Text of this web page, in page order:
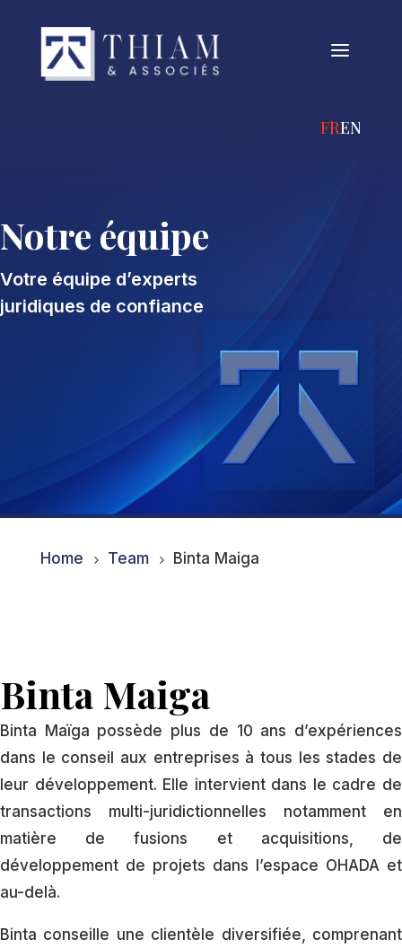
a
FRANÇAIS
Notre équipe
Votre équipe d’experts
juridiques de confiance
Home 5 Team 5 Binta Maiga
Binta Maiga
Binta Maïga possède plus de 10 ans d’expériences
dans le conseil aux entreprises à tous les stades de
leur développement. Elle intervient dans le cadre de
transactions multi-juridictionnelles notamment en
matière de fusions et acquisitions, de
développement de projets dans l’espace OHADA et
au-delà.
Binta conseille une clientèle diversifiée, comprenant